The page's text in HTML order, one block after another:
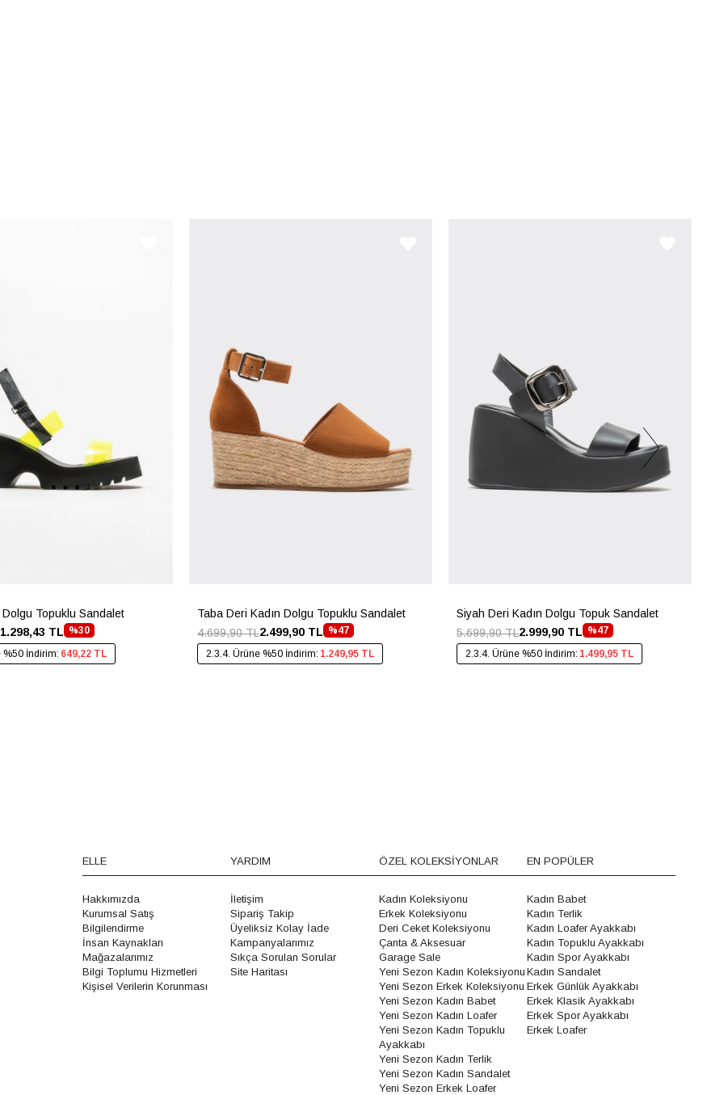
Dolgu Topuklu Sandalet
%30
1.298,43 TL
%50 İndirim: 649,22 TL
Taba Deri Kadın Dolgu Topuklu Sandalet
%47
2.499,90 TL
4.699,90 TL
2.3.4. Ürüne %50 İndirim: 1.249,95 TL
Siyah Deri Kadın Dolgu Topuk Sandalet
%47
2.999,90 TL
5.699,90 TL
2.3.4. Ürüne %50 İndirim: 1.499,95 TL
ELLE
Hakkımızda
Kurumsal Satış
Bilgilendirme
İnsan Kaynakları
Mağazalarımız
Bilgi Toplumu Hizmetleri
Kişisel Verilerin Korunması
YARDIM
İletişim
Sipariş Takip
Üyeliksiz Kolay İade
Kampanyalarımız
Sıkça Sorulan Sorular
Site Haritası
ÖZEL KOLEKSİYONLAR
Kadın Koleksiyonu
Erkek Koleksiyonu
Deri Ceket Koleksiyonu
Çanta & Aksesuar
Garage Sale
Yeni Sezon Kadın Koleksiyonu
Yeni Sezon Erkek Koleksiyonu
Yeni Sezon Kadın Babet
Yeni Sezon Kadın Loafer
Yeni Sezon Kadın Topuklu
Ayakkabı
Yeni Sezon Kadın Terlik
Yeni Sezon Kadın Sandalet
Yeni Sezon Erkek Loafer
EN POPÜLER
Kadın Babet
Kadın Terlik
Kadın Loafer Ayakkabı
Kadın Topuklu Ayakkabı
Kadın Spor Ayakkabı
Kadın Sandalet
Erkek Günlük Ayakkabı
Erkek Klasik Ayakkabı
Erkek Spor Ayakkabı
Erkek Loafer